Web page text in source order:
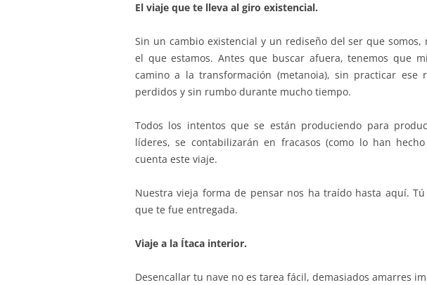
El viaje que te lleva al giro existencial.
Sin un cambio existencial y un rediseño del ser que
el que estamos. Antes que buscar afuera, tenemos que
camino a la transformación (metanoia), sin practicar ese
perdidos y sin rumbo durante mucho tiempo.
Todos los intentos que se están produciendo para
líderes, se contabilizarán en fracasos (como lo han
cuenta este viaje.
Nuestra vieja forma de pensar nos ha traído hasta aquí.
que te fue entregada.
Viaje a la Ítaca interior.
Desencallar tu nave no es tarea fácil, demasiados amarres